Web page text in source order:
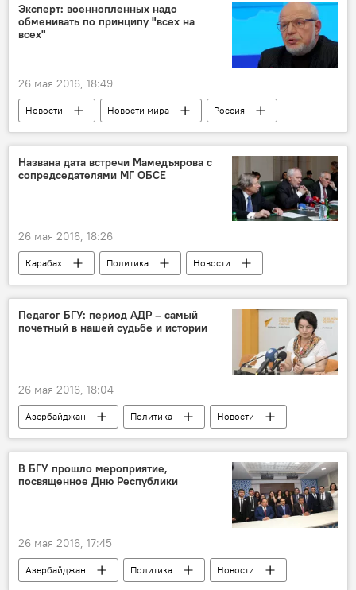
Эксперт: военнопленных надо
обменивать по принципу "всех на
всех"
26 мая 2016, 18:49
Новости Новости мира
Россия
ЖИЗНЬ
Названа дата встречи Мамедъярова с
сопредседателями МГ ОБСЕ
26 мая 2016, 18:26
Карабах Политика
Новости
Джеймс Уорлик
МГ ОБСЕ
Встреча
Эскалация Карабахского конфликта
Азербайджан
Педагог БГУ: период АДР – самый
почетный в нашей судьбе и истории
26 мая 2016, 18:04
Азербайджан Политика
Новости
ЖИЗНЬ
Баку
Геренфиль Дюньямингызы
Пресс-центр Sputnik
День Республики
В БГУ прошло мероприятие,
посвященное Дню Республики
26 мая 2016, 17:45
Азербайджан Политика Новости